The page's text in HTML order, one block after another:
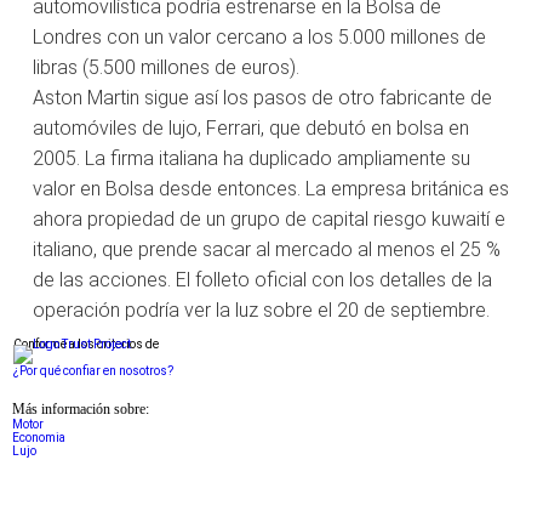
automovilística podría estrenarse en la Bolsa de
Londres con un valor cercano a los 5.000 millones de
libras (5.500 millones de euros).
Aston Martin sigue así los pasos de otro fabricante de
automóviles de lujo, Ferrari, que debutó en bolsa en
2005. La firma italiana ha duplicado ampliamente su
valor en Bolsa desde entonces. La empresa británica es
ahora propiedad de un grupo de capital riesgo kuwaití e
italiano, que prende sacar al mercado al menos el 25 %
de las acciones. El folleto oficial con los detalles de la
operación podría ver la luz sobre el 20 de septiembre.
Conforme a los criterios de
¿Por qué confiar en nosotros?
Más información sobre:
Motor
Economia
Lujo